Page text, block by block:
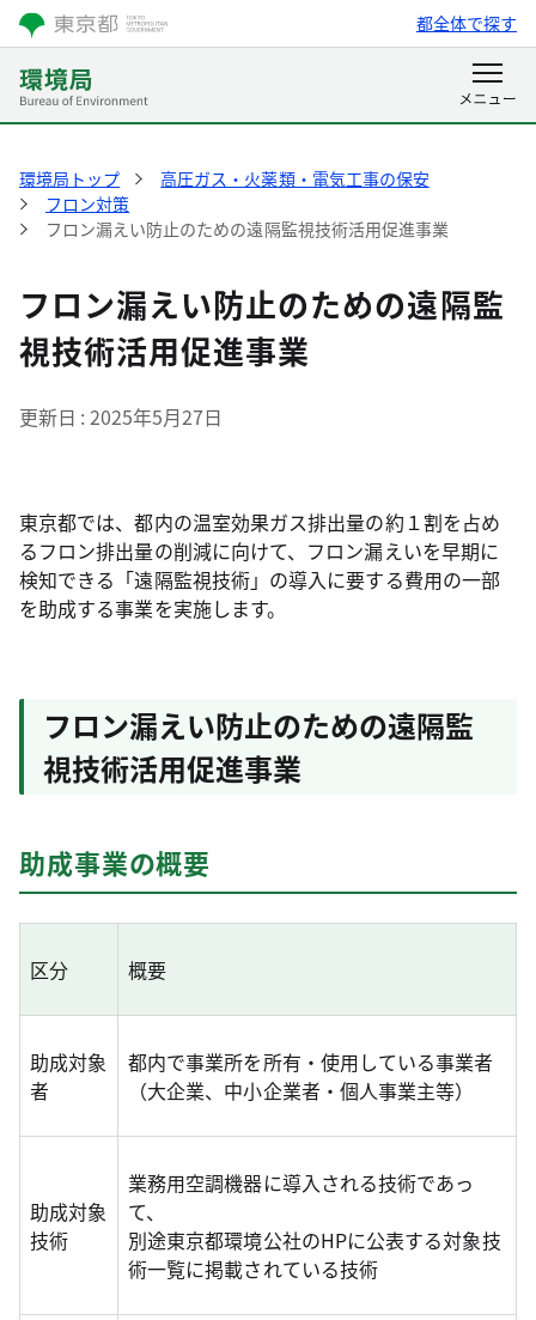
都全体で探す
環境局トップ
高圧ガス・火薬類・電気工事の保安
フロン対策
フロン漏えい防止のための遠隔監視技術活用促進事業
フロン漏えい防止のための遠隔監
視技術活用促進事業
更新日 2025年5月27日
東京都では、都内の温室効果ガス排出量の約１割を占め
るフロン排出量の削減に向けて、フロン漏えいを早期に
検知できる「遠隔監視技術」の導入に要する費用の一部
を助成する事業を実施します。
フロン漏えい防止のための遠隔監
視技術活用促進事業
助成事業の概要
区分 概要
助成対象
者
都内で事業所を所有・使用している事業者
（大企業、中小企業者・個人事業主等）
助成対象
技術
業務用空調機器に導入される技術であっ
て、
別途東京都環境公社のHPに公表する対象技
術一覧に掲載されている技術